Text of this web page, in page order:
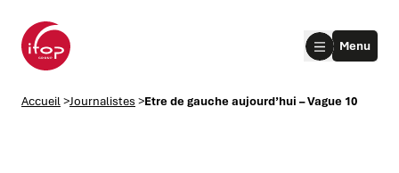
Menu
Accueil>Journalistes >Etre de gauche aujourd’hui – Vague 10